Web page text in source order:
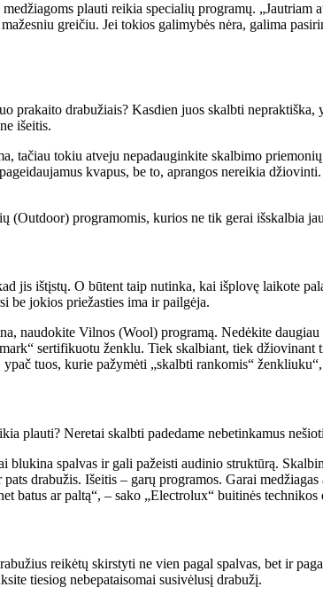
plauti reikia specialių programų.
greičiu. Jei tokios galimybės nėra, galima
prakaito drabužiais? Kasdien juos skalbti
išeitis.
tačiau tokiu atveju nepadauginkite skalbimo
kvapus, be to, aprangos nereikia
programomis, kurios ne tik gerai išskalbia
jis ištįstų. O būtent taip nutinka, kai išplovę laikote
be jokios priežasties ima ir pailgėja.
naudokite Vilnos (Wool) programą. Nedėkite
sertifikuotu ženklu. Tiek skalbiant, tiek džiovinant
tuos, kurie pažymėti „skalbti rankomis“
plauti? Neretai skalbti padedame nebetinkamus
blukina spalvas ir gali pažeisti audinio struktūrą.
drabužis. Išeitis – garų programos. Garai
batus ar paltą“, – sako „Electrolux“ buitinės technikos
reikėtų skirstyti ne vien pagal spalvas, bet ir
tiesiog nebepataisomai susivėlusį drabužį.